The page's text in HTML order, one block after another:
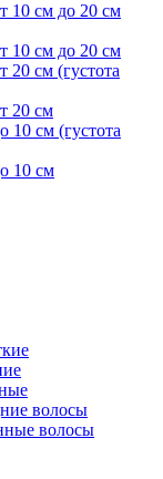
10 см до 20 см
10 см до 20 см
20 см (густота
20 см
10 см (густота
10 см
волосы
волосы